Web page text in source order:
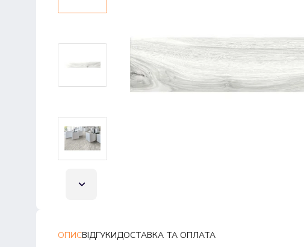
ОПИСВІДГУКИДОСТАВКА ТА ОПЛАТА